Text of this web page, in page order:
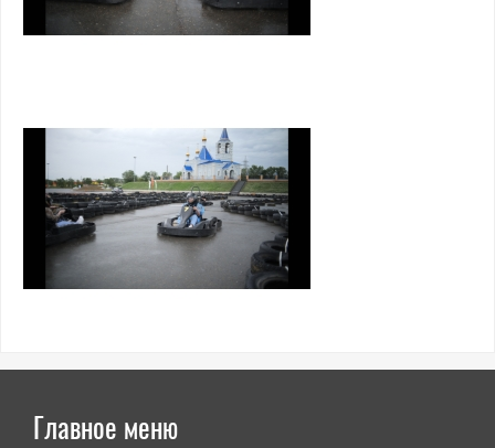
Главное меню